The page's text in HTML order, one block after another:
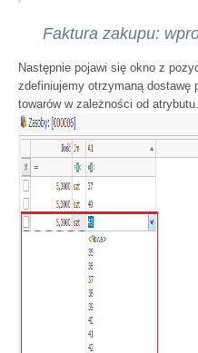
Faktura zakupu:
Następnie pojawi się okno z
zdefiniujemy otrzymaną dostawę
towarów w zależności od atrybutu.